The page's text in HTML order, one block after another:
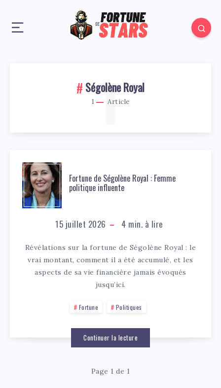
Ségolène Royal
1 Article
1
Fortune de Ségolène Royal : Femme
politique influente
15 juillet 2026 4 min. à lire
Révélations sur la fortune de Ségolène Royal : le
vrai montant, comment il a été accumulé, et les
aspects de sa vie financière jamais évoqués
jusqu’ici.
Fortune Politiques
Continuer la lecture
Page 1 de 1